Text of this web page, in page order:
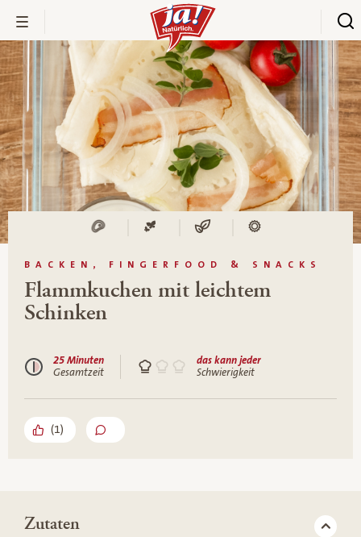
BACKEN, FINGERFOOD & SNACKS
Flammkuchen mit leichtem
Schinken
25 Minuten
Gesamtzeit
das kann jeder
Schwierigkeit
(1)
Zutaten